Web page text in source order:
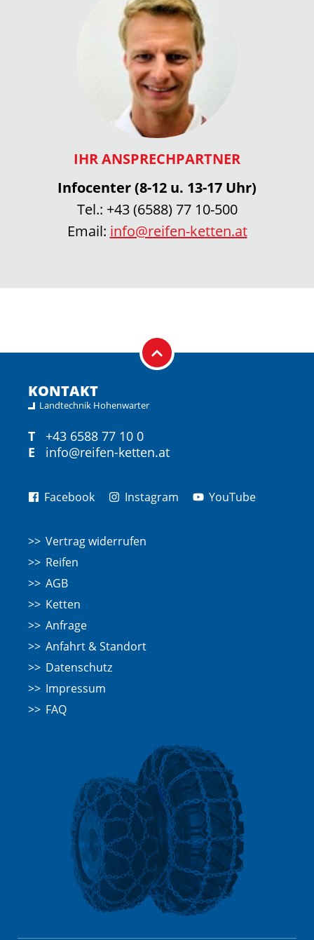
IHR ANSPRECHPARTNER
Infocenter (8-12 u. 13-17 Uhr)
Tel.: +43 (6588) 77 10-500
Email: info@reifen-ketten.at
KONTAKT
Landtechnik Hohenwarter
T
+43 6588 77 10 0
E
info@reifen-ketten.at
Facebook Instagram YouTube
Vertrag widerrufen
Reifen
AGB
Ketten
Anfrage
Anfahrt & Standort
Datenschutz
Impressum
FAQ